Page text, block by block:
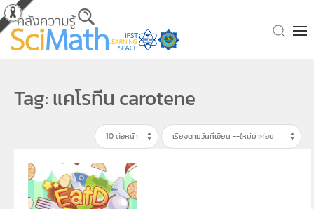
Skip to main content
Tag: แคโรทีน carotene